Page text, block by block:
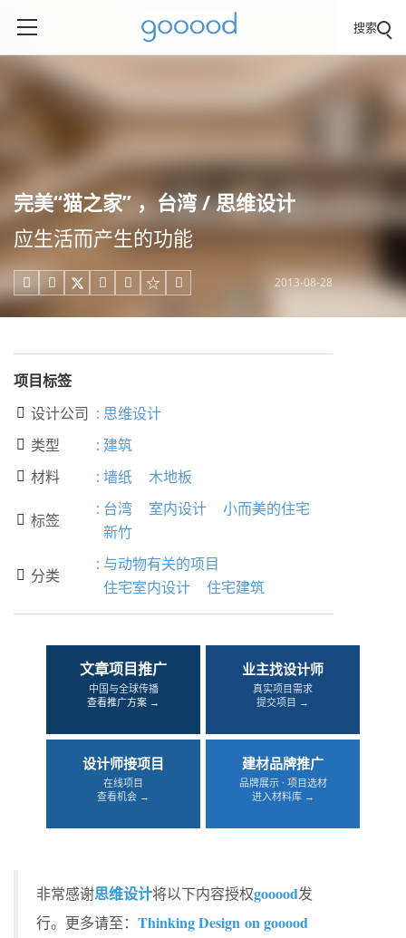
搜索
完美“猫之家” ，台湾 / 思维设计
应生活而产生的功能
     2013-08-28
项目标签
 设计公司 : 思维设计
 类型 : 建筑
 材料 : 墙纸 木地板
 标签
: 台湾 室内设计
小而美的住宅
新竹
 分类
: 与动物有关的项目
住宅室内设计
住宅建筑
文章项目推广
中国与全球传播
查看推广方案 →
业主找设计师
真实项目需求
提交项目 →
设计师接项目
在线项目
查看机会 →
建材品牌推广
品牌展示 · 项目选材
进入材料库 →
非常感谢思维设计将以下内容授权gooood发
行。更多请至： Thinking Design on gooood